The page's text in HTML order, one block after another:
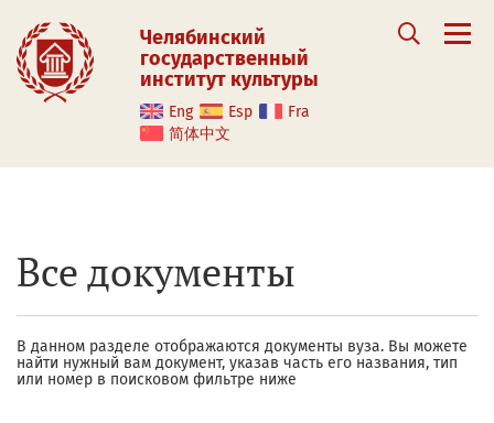
Челябинский
государственный
институт культуры
Eng Esp
Fra
简体中文
Все документы
В данном разделе отображаются документы вуза. Вы можете
найти нужный вам документ, указав часть его названия, тип
или номер в поисковом фильтре ниже